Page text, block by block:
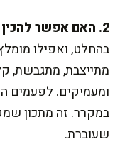
2. האם אפשר להכין את העוגה יום מראש?
בהחלט, ואפילו
מתייצבת, מתגבשת,
ומעמיקים. לפעמים
במקרר. זה מתכון
שעוברת.